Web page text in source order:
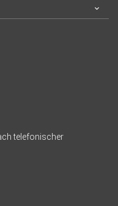
telefonischer